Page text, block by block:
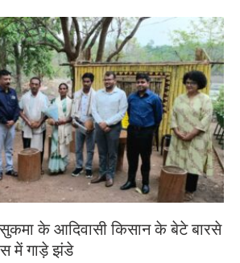
सुकमा के आदिवासी किसान के बेटे बारसे
में गाड़े झंडे